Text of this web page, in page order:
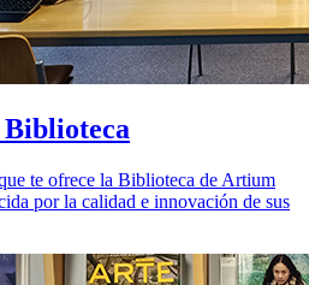
Biblioteca
te ofrece la Biblioteca de Artium
por la calidad e innovación de sus